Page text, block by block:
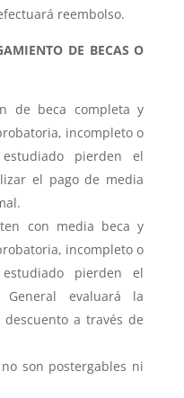
reembolso.
DE BECAS O
de beca completa y
incompleto o
pierden el
el pago de media
con media beca y
incompleto o
pierden el
evaluará la
a través de
son postergables ni